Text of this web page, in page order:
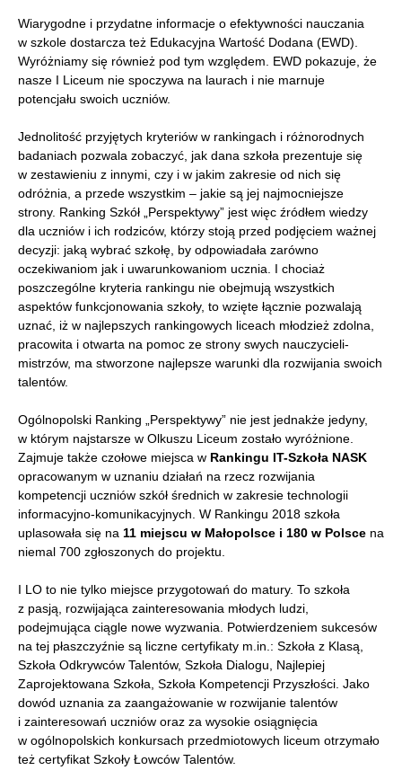
Wiarygodne i przydatne informacje o efektywności nauczania
w szkole dostarcza też Edukacyjna Wartość Dodana (EWD).
Wyróżniamy się również pod tym względem. EWD pokazuje, że
nasze I Liceum nie spoczywa na laurach i nie marnuje
potencjału swoich uczniów.
Jednolitość przyjętych kryteriów w rankingach i różnorodnych
badaniach pozwala zobaczyć, jak dana szkoła prezentuje się
w zestawieniu z innymi, czy i w jakim zakresie od nich się
odróżnia, a przede wszystkim – jakie są jej najmocniejsze
strony. Ranking Szkół „Perspektywy” jest więc źródłem wiedzy
dla uczniów i ich rodziców, którzy stoją przed podjęciem ważnej
decyzji: jaką wybrać szkołę, by odpowiadała zarówno
oczekiwaniom jak i uwarunkowaniom ucznia. I chociaż
poszczególne kryteria rankingu nie obejmują wszystkich
aspektów funkcjonowania szkoły, to wzięte łącznie pozwalają
uznać, iż w najlepszych rankingowych liceach młodzież zdolna,
pracowita i otwarta na pomoc ze strony swych nauczycieli-
mistrzów, ma stworzone najlepsze warunki dla rozwijania swoich
talentów.
Ogólnopolski Ranking „Perspektywy” nie jest jednakże jedyny,
w którym najstarsze w Olkuszu Liceum zostało wyróżnione.
Zajmuje także czołowe miejsca w Rankingu IT-Szkoła NASK
opracowanym w uznaniu działań na rzecz rozwijania
kompetencji uczniów szkół średnich w zakresie technologii
informacyjno-komunikacyjnych. W Rankingu 2018 szkoła
uplasowała się na 11 miejscu w Małopolsce i 180 w Polsce na
niemal 700 zgłoszonych do projektu.
I LO to nie tylko miejsce przygotowań do matury. To szkoła
z pasją, rozwijająca zainteresowania młodych ludzi,
podejmująca ciągle nowe wyzwania. Potwierdzeniem sukcesów
na tej płaszczyźnie są liczne certyfikaty m.in.: Szkoła z Klasą,
Szkoła Odkrywców Talentów, Szkoła Dialogu, Najlepiej
Zaprojektowana Szkoła, Szkoła Kompetencji Przyszłości. Jako
dowód uznania za zaangażowanie w rozwijanie talentów
i zainteresowań uczniów oraz za wysokie osiągnięcia
w ogólnopolskich konkursach przedmiotowych liceum otrzymało
też certyfikat Szkoły Łowców Talentów.